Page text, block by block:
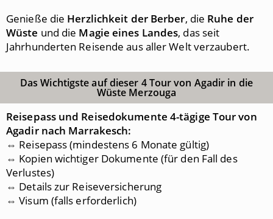
Genieße die Herzlichkeit der Berber, die Ruhe der
Wüste und die Magie eines Landes, das seit
Jahrhunderten Reisende aus aller Welt verzaubert.
Das Wichtigste auf dieser 4 Tour von Agadir in die
Wüste Merzouga
Reisepass und Reisedokumente 4-tägige Tour von
Agadir nach Marrakesch:
⇔ Reisepass (mindestens 6 Monate gültig)
⇔ Kopien wichtiger Dokumente (für den Fall des
Verlustes)
⇔ Details zur Reiseversicherung
⇔ Visum (falls erforderlich)